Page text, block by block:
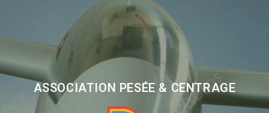
ASSOCIATION PESÉE & CENTRAGE